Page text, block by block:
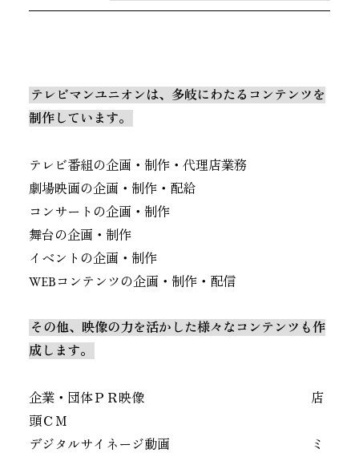
テレビマンユニオンは、多岐にわたるコンテンツを
制作しています。
テレビ番組の企画・制作・代理店業務
劇場映画の企画・制作・配給
コンサートの企画・制作
舞台の企画・制作
イベントの企画・制作
WEBコンテンツの企画・制作・配信
その他、映像の力を活かした様々なコンテンツも作
成します。
企業・団体ＰＲ映像 店
頭ＣＭ
デジタルサイネージ動画 ミ